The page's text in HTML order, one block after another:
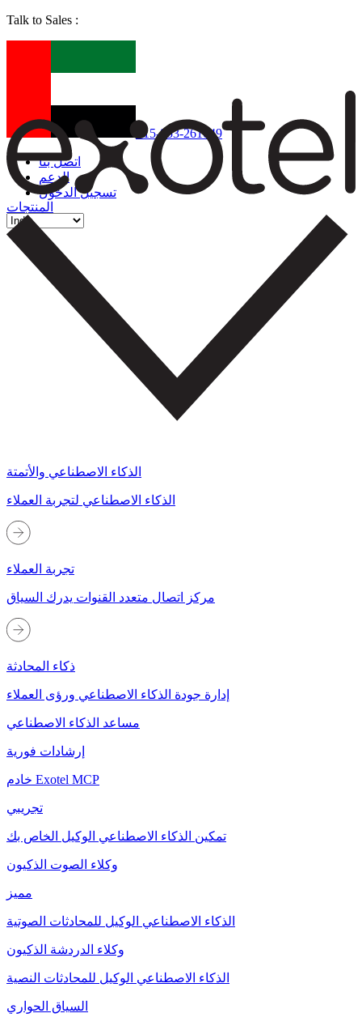
Talk to Sales :
+15-853-261049
اتصل بنا
الدعم
تسجيل الدخول
المنتجات
الذكاء الاصطناعي والأتمتة
الذكاء الاصطناعي لتجربة العملاء
تجربة العملاء
مركز اتصال متعدد القنوات يدرك السياق
ذكاء المحادثة
إدارة جودة الذكاء الاصطناعي ورؤى العملاء
مساعد الذكاء الاصطناعي
إرشادات فورية
خادم Exotel MCP
تجريبي
تمكين الذكاء الاصطناعي الوكيل الخاص بك
وكلاء الصوت الذكيون
مميز
الذكاء الاصطناعي الوكيل للمحادثات الصوتية
وكلاء الدردشة الذكيون
الذكاء الاصطناعي الوكيل للمحادثات النصية
السياق الحواري